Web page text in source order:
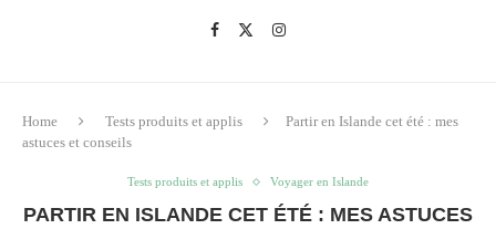
Home Tests produits et applis
Partir en Islande cet été : mes
astuces et conseils
Tests produits et applis Voyager en Islande
PARTIR EN ISLANDE CET ÉTÉ : MES ASTUCES